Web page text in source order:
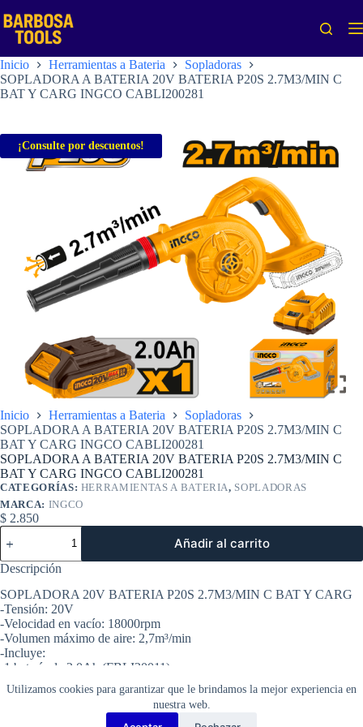
al
contenido
Utilizamos cookies para garantizar que le brindamos la mejor experiencia en
nuestra web.
Inicio Herramientas a Bateria
Sopladoras
SOPLADORA A BATERIA 20V BATERIA P20S 2.7M3/MIN C
BAT Y CARG INGCO CABLI200281
¡Consulte por descuentos!
Inicio Herramientas a Bateria
Sopladoras
SOPLADORA A BATERIA 20V BATERIA P20S 2.7M3/MIN C
BAT Y CARG INGCO CABLI200281
SOPLADORA A BATERIA 20V BATERIA P20S 2.7M3/MIN C
BAT Y CARG INGCO CABLI200281
CATEGORÍAS: HERRAMIENTAS A BATERIA, SOPLADORAS
MARCA: INGCO
$ 2.850
SOPLADORA
A
BATERIA
20V
P20S
2.7M3/MIN
C
BAT
Y
CARG
INGCO
CABLI200281
Añadir al carrito
Descripción
SOPLADORA 20V BATERIA P20S 2.7M3/MIN C BAT Y CARG
-Tensión: 20V
-Velocidad en vacío: 18000rpm
-Volumen máximo de aire: 2,7m³/min
-Incluye:
-1 batería de 2.0Ah (FBLI20011)
-1 cargador (FCLI2001)
-Voltios de carga: 220-240V~50/60Hz